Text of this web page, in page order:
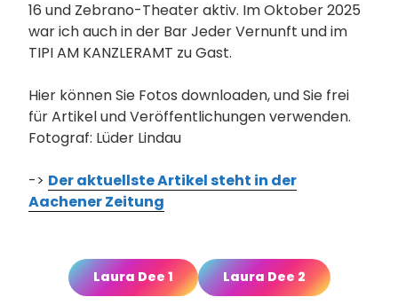
16 und Zebrano-Theater aktiv. Im Oktober 2025
war ich auch in der Bar Jeder Vernunft und im
TIPI AM KANZLERAMT zu Gast.
Hier können Sie Fotos downloaden, und Sie frei
für Artikel und Veröffentlichungen verwenden.
Fotograf: Lüder Lindau
-> Der aktuellste Artikel steht in der
Aachener Zeitung
Laura Dee 1 Laura Dee 2